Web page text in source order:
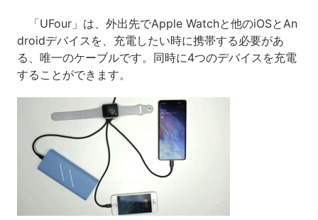
「UFour」は、外出先でApple Watchと他のiOSとAn
droidデバイスを、充電したい時に携帯する必要があ
る、唯一のケーブルです。同時に4つのデバイスを充電
することができます。